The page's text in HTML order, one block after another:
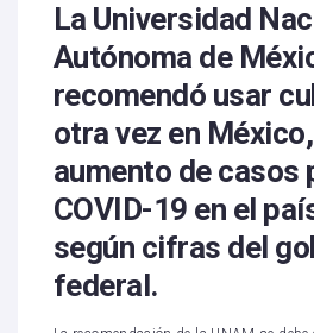
La Universidad
Autónoma de
recomendó usar
otra vez en
aumento de casos
COVID-19 en el
según cifras del
federal.